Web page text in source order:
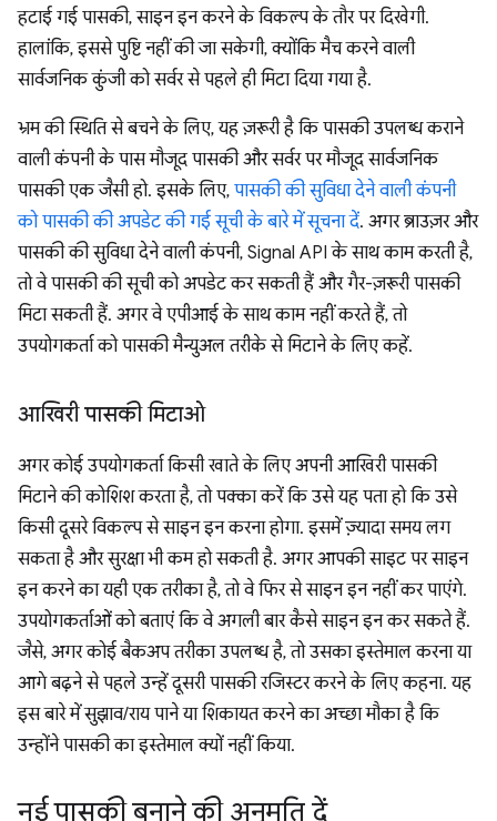
हटाई गई पासकी, साइन इन करने के विकल्प के तौर पर दिखेगी.
हालांकि, इससे पुष्टि नहीं की जा सकेगी, क्योंकि मैच करने वाली
सार्वजनिक कुंजी को सर्वर से पहले ही मिटा दिया गया है.
भ्रम की स्थिति से बचने के लिए, यह ज़रूरी है कि पासकी उपलब्ध कराने
वाली कंपनी के पास मौजूद पासकी और सर्वर पर मौजूद सार्वजनिक
पासकी एक जैसी हो. इसके लिए, पासकी की सुविधा देने वाली कंपनी
को पासकी की अपडेट की गई सूची के बारे में सूचना दें. अगर ब्राउज़र और
पासकी की सुविधा देने वाली कंपनी, Signal API के साथ काम करती है,
तो वे पासकी की सूची को अपडेट कर सकती हैं और गैर-ज़रूरी पासकी
मिटा सकती हैं. अगर वे एपीआई के साथ काम नहीं करते हैं, तो
उपयोगकर्ता को पासकी मैन्युअल तरीके से मिटाने के लिए कहें.
आखिरी पासकी मिटाओ
अगर कोई उपयोगकर्ता किसी खाते के लिए अपनी आखिरी पासकी
मिटाने की कोशिश करता है, तो पक्का करें कि उसे यह पता हो कि उसे
किसी दूसरे विकल्प से साइन इन करना होगा. इसमें ज़्यादा समय लग
सकता है और सुरक्षा भी कम हो सकती है. अगर आपकी साइट पर साइन
इन करने का यही एक तरीका है, तो वे फिर से साइन इन नहीं कर पाएंगे.
उपयोगकर्ताओं को बताएं कि वे अगली बार कैसे साइन इन कर सकते हैं.
जैसे, अगर कोई बैकअप तरीका उपलब्ध है, तो उसका इस्तेमाल करना या
आगे बढ़ने से पहले उन्हें दूसरी पासकी रजिस्टर करने के लिए कहना. यह
इस बारे में सुझाव/राय पाने या शिकायत करने का अच्छा मौका है कि
उन्होंने पासकी का इस्तेमाल क्यों नहीं किया.
नई पासकी बनाने की अनुमति दें